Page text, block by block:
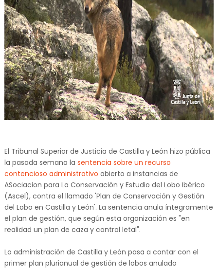
El Tribunal Superior de Justicia de Castilla y León hizo pública
la pasada semana la sentencia sobre un recurso
contencioso administrativo abierto a instancias de
ASociacion para La Conservación y Estudio del Lobo Ibérico
(Ascel), contra el llamado 'Plan de Conservación y Gestión
del Lobo en Castilla y León'. La sentencia anula íntegramente
el plan de gestión, que según esta organización es "en
realidad un plan de caza y control letal".
La administración de Castilla y León pasa a contar con el
primer plan plurianual de gestión de lobos anulado